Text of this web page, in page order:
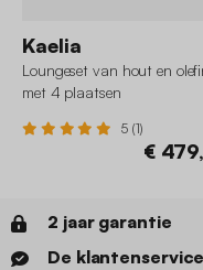
Kaelia
Loungeset van hout en
met 4 plaatsen
5 (1)
€
2 jaar garantie
De